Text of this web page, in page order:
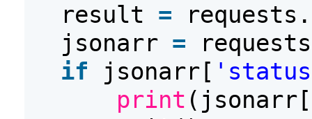
result =
jsonarr =
if
jsonarr[
print (jsonarr[